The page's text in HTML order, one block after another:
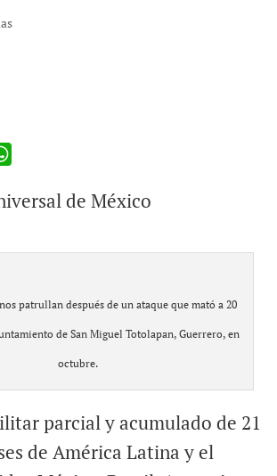
a
p
de México
patrullan después de un ataque que mató a 20
de San Miguel Totolapan, Guerrero, en
octubre.
parcial y acumulado de 21
de América Latina y el